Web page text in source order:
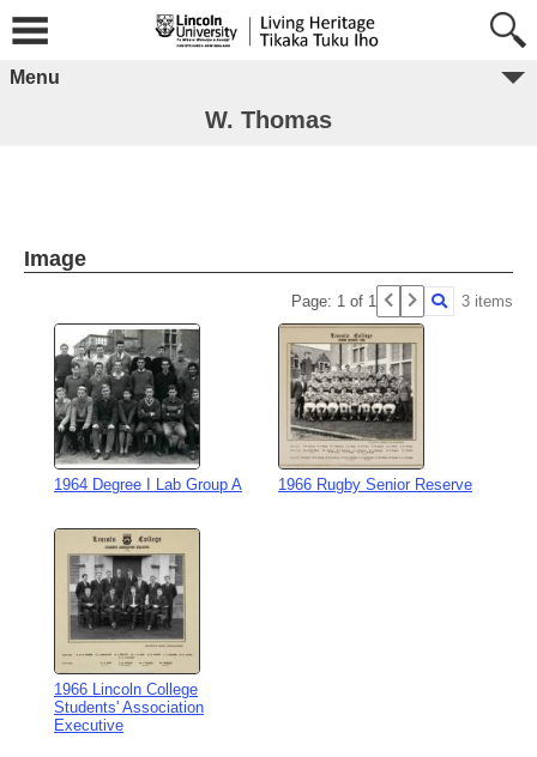
Menu
W. Thomas
Image
Page: 1 of 1 3 items
1964 Degree I Lab Group A 1966 Rugby Senior Reserve
1966 Lincoln College
Students' Association
Executive